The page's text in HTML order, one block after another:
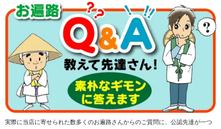
実際に当店に寄せられた数多くのお遍路さんからのご質問に、公認先達が一つ